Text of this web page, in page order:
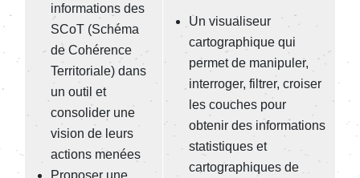
informations des
SCoT (Schéma
de Cohérence
Territoriale) dans
un outil et
consolider une
vision de leurs
actions menées
Proposer une
Un visualiseur
cartographique qui
permet de manipuler,
interroger, filtrer, croiser
les couches pour
obtenir des informations
statistiques et
cartographiques de